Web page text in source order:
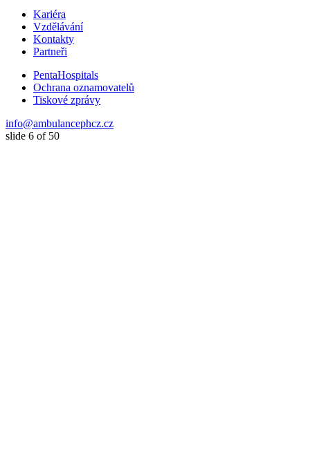
Kariéra
Vzdělávání
Kontakty
Partneři
PentaHospitals
Ochrana oznamovatelů
Tiskové zprávy
info@ambulancephcz.cz
slide 6 of 50